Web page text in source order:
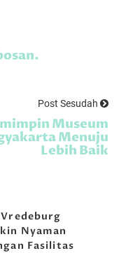
Post Sesudah
Museum
Menuju
Lebih Baik
Vredeburg
Nyaman
Fasilitas